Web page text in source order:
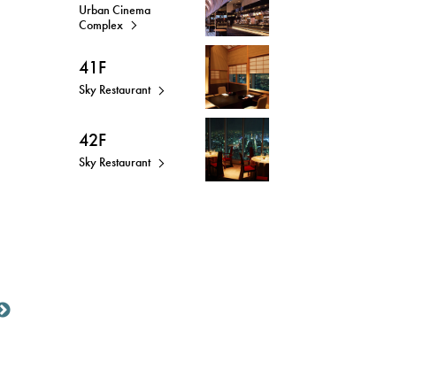
Urban Cinema
Complex
41F
Sky Restaurant
42F
Sky Restaurant